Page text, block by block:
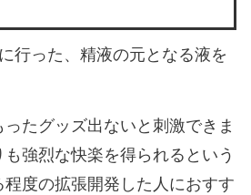
行った、精液の元となる液を
たグッズ出ないと刺激できま
強烈な快楽を得られるという
度の拡張開発した人におすす